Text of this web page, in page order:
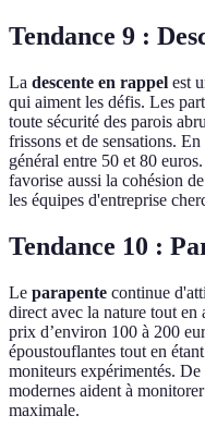
Tendance 9 :
La descente en rappel est
qui aiment les défis. Les
toute sécurité des parois
frissons et de sensations.
général entre 50 et 80
favorise aussi la cohésion
les équipes d'entreprise
Tendance 10 :
Le parapente continue
direct avec la nature tout
prix d’environ 100 à 200
époustouflantes tout en
moniteurs expérimentés.
modernes aident à
maximale.